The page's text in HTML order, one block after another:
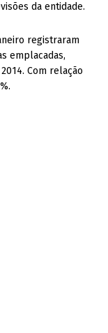
da entidade.
registraram
emplacadas,
Com relação